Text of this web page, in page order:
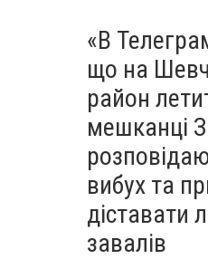
«В
що на
район
мешканці
вибух та
діставати
завалів